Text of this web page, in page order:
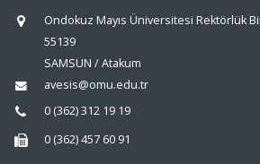
Ondokuz Mayıs Üniversitesi Rektörlük
55139
SAMSUN / Atakum
avesis@omu.edu.tr
0 (362) 312 19 19
0 (362) 457 60 91